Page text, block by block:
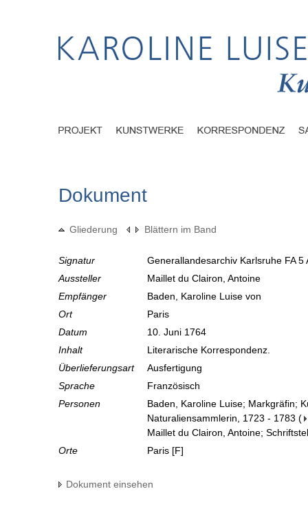
Dokument
Gliederung Blättern im Band
Signatur
Generallandesarchiv Karlsruhe FA
Aussteller
Maillet du Clairon, Antoine
Empfänger
Baden, Karoline Luise von
Ort
Paris
Datum
10. Juni 1764
Inhalt
Literarische Korrespondenz.
Überlieferungsart
Ausfertigung
Sprache
Französisch
Personen
Baden, Karoline Luise; Markgräfin;
Naturaliensammlerin, 1723 - 1783 (
Maillet du Clairon, Antoine;
Orte
Paris [F]
Dokument einsehen